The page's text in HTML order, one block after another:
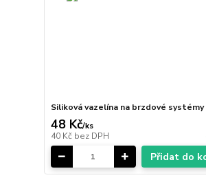
Siliková vazelína na brzdové systémy
48 Kč/ks
40 Kč bez DPH
Přidat do